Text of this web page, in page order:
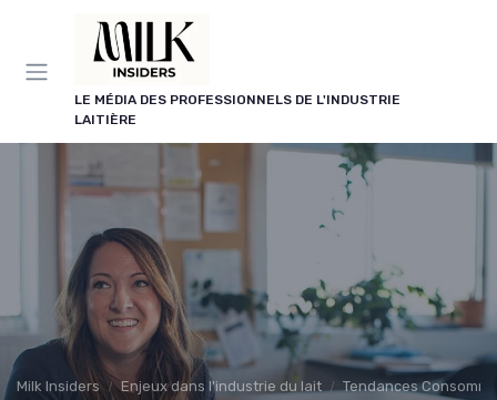
LE MÉDIA DES PROFESSIONNELS DE L'INDUSTRIE
LAITIÈRE
Milk Insiders Enjeux dans l'industrie du lait Tendances